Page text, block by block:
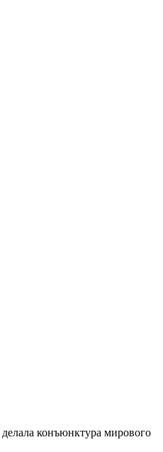
конъюнктура мирового